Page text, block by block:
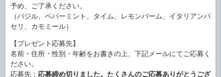
予め、ご了承ください。
（バジル、ペパーミント、タイム、レモンバーム、イタリアンパ
セリ、カモミール）
【プレゼント応募先】
名前・住所・性別・年齢をお書きの上、下記メールにてご応募く
ださい。
応募先： 応募締め切りました。たくさんのご応募ありがとうござ